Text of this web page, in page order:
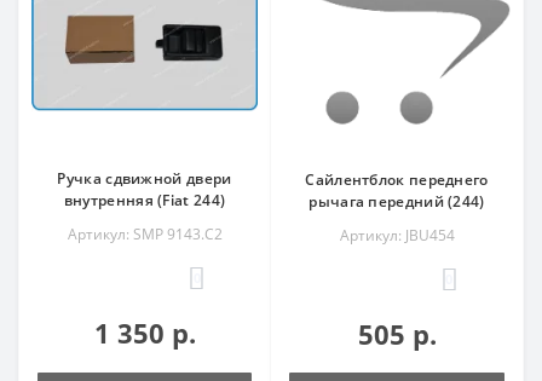
Ручка сдвижной двери
внутренняя (Fiat 244)
Артикул: SMP 9143.C2
1 350 р.
Сайлентблок переднего
рычага передний (244)
Артикул: JBU454
505 р.